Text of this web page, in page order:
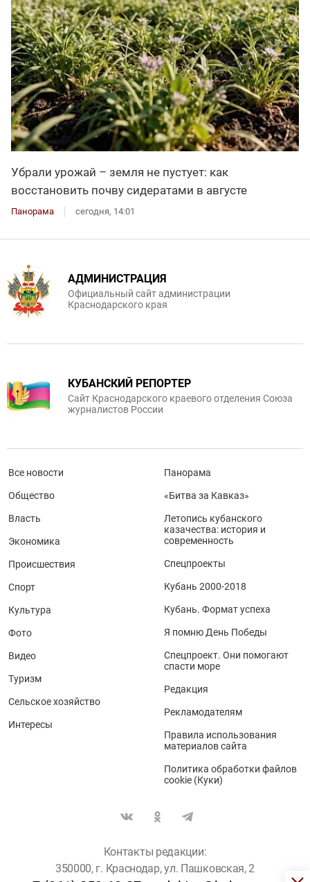
Убрали урожай – земля не пустует: как
восстановить почву сидератами в августе
Панорама сегодня, 14:01
АДМИНИСТРАЦИЯ
Официальный сайт администрации
Краснодарского края
КУБАНСКИЙ РЕПОРТЕР
Сайт Краснодарского краевого отделения Союза
журналистов России
Все новости
Общество
Власть
Экономика
Происшествия
Спорт
Культура
Фото
Видео
Туризм
Сельское хозяйство
Интересы
Панорама
«Битва за Кавказ»
Летопись кубанского
казачества: история и
современность
Спецпроекты
Кубань 2000-2018
Кубань. Формат успеха
Я помню День Победы
Спецпроект. Они помогают
спасти море
Редакция
Рекламодателям
Правила использования
материалов сайта
Политика обработки файлов
cookie (Куки)
Контакты редакции:
350000, г. Краснодар, ул. Пашковская, 2